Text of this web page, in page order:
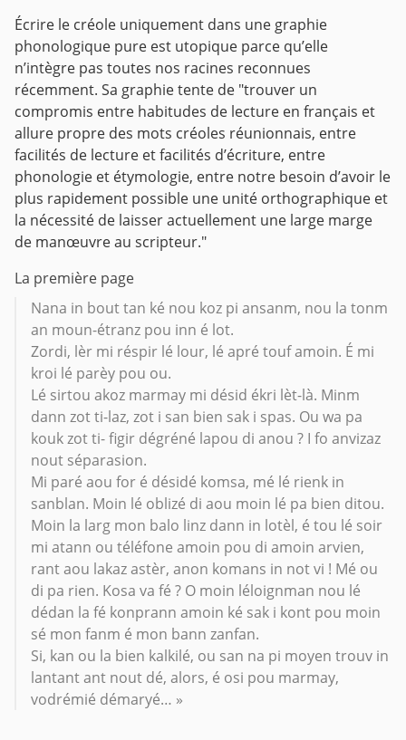
Écrire le créole uniquement dans une graphie
phonologique pure est utopique parce qu’elle
n’intègre pas toutes nos racines reconnues
récemment. Sa graphie tente de "trouver un
compromis entre habitudes de lecture en français et
allure propre des mots créoles réunionnais, entre
facilités de lecture et facilités d’écriture, entre
phonologie et étymologie, entre notre besoin d’avoir le
plus rapidement possible une unité orthographique et
la nécessité de laisser actuellement une large marge
de manœuvre au scripteur."
La première page
Nana in bout tan ké nou koz pi ansanm, nou la tonm
an moun-étranz pou inn é lot.
Zordi, lèr mi réspir lé lour, lé apré touf amoin. É mi
kroi lé parèy pou ou.
Lé sirtou akoz marmay mi désid ékri lèt-là. Minm
dann zot ti-laz, zot i san bien sak i spas. Ou wa pa
kouk zot ti- figir dégréné lapou di anou ? I fo anvizaz
nout séparasion.
Mi paré aou for é désidé komsa, mé lé rienk in
sanblan. Moin lé oblizé di aou moin lé pa bien ditou.
Moin la larg mon balo linz dann in lotèl, é tou lé soir
mi atann ou téléfone amoin pou di amoin arvien,
rant aou lakaz astèr, anon komans in not vi ! Mé ou
di pa rien. Kosa va fé ? O moin léloignman nou lé
dédan la fé konprann amoin ké sak i kont pou moin
sé mon fanm é mon bann zanfan.
Si, kan ou la bien kalkilé, ou san na pi moyen trouv in
lantant ant nout dé, alors, é osi pou marmay,
vodrémié démaryé… »